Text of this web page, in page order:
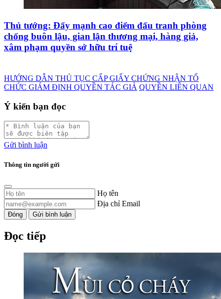
Thủ tướng: Đẩy mạnh cao điểm đấu tranh phòng
chống buôn lậu, gian lận thương mại, hàng giả,
xâm phạm quyền sở hữu trí tuệ
HƯỚNG DẪN THỦ TỤC CẤP GIẤY CHỨNG NHẬN TỔ
CHỨC GIÁM ĐỊNH QUYỀN TÁC GIẢ QUYỀN LIÊN QUAN
Ý kiến bạn đọc
Gửi bình luận
Thông tin người gửi
Họ tên
Địa chỉ Email
Đóng Gửi bình luận
Đọc tiếp